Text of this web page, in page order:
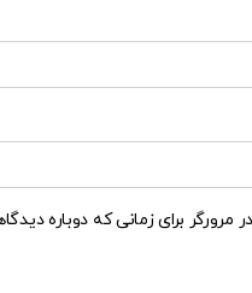
مرورگر برای زمانی که دوباره